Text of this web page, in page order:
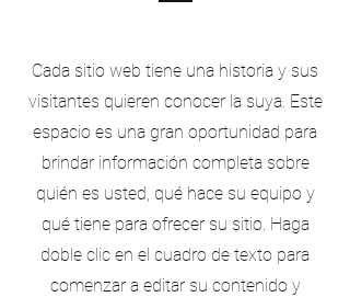
Cada sitio web tiene una historia y sus
visitantes quieren conocer la suya. Este
espacio es una gran oportunidad para
brindar información completa sobre
quién es usted, qué hace su equipo y
qué tiene para ofrecer su sitio. Haga
doble clic en el cuadro de texto para
comenzar a editar su contenido y